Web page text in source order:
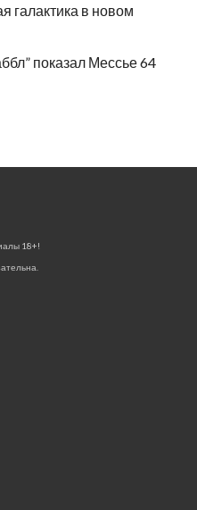
галактика в новом
показал Мессье 64
18+!